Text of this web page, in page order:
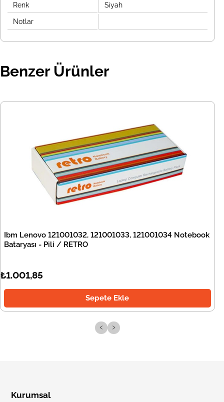
Renk Siyah
Notlar
Benzer Ürünler
Ibm Lenovo 121001032, 121001033, 121001034 Notebook
Bataryası - Pili / RETRO
₺1.001,85
Sepete Ekle
‹ ›
Kurumsal